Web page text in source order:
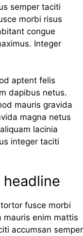
semper taciti
morbi risus
congue
Integer
aptent felis
dapibus netus.
mauris gravida
magna netus
lacinia
integer taciti
fusce morbi
mauris enim mattis
accumsan semper